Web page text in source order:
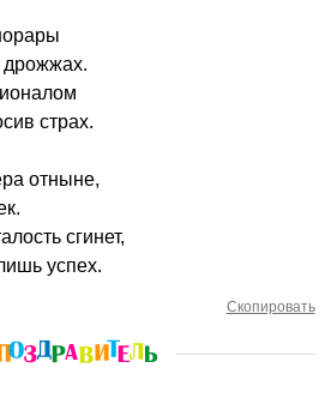
дрожжах.
страх.
отныне,
сгинет,
успех.
Скопировать